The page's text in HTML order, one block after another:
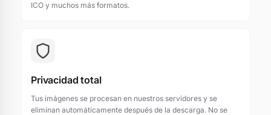
ICO y muchos más formatos.
Privacidad total
Tus imágenes se procesan en nuestros servidores y se
eliminan automáticamente después de la descarga. No se